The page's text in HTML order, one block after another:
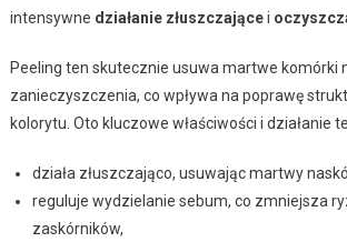
intensywne działanie złuszczającei
Peeling ten skutecznie usuwa martwe komórki
zanieczyszczenia, co wpływa na poprawę
kolorytu. Oto kluczowe właściwości i działanie
działa złuszczająco, usuwając martwy
reguluje wydzielanie sebum, co zmniejsza
zaskórników,